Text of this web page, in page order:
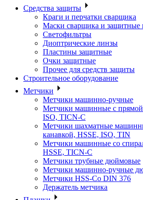
Средства защиты
Краги и перчатки сварщика
Маски сварщика и защитные
Светофильтры
Диоптрические линзы
Пластины защитные
Очки защитные
Прочее для средств защиты
Строительное оборудование
Метчики
Метчики машинно-ручные
Метчики машинные с прямой
ISO, TICN-C
Метчики шахматные
канавкой, HSSE, ISO, TIN
Метчики машинные со
HSSE, TICN-C
Метчики трубные дюймовые
Метчики машинно-ручные
Метчики HSS-Co DIN 376
Держатель метчика